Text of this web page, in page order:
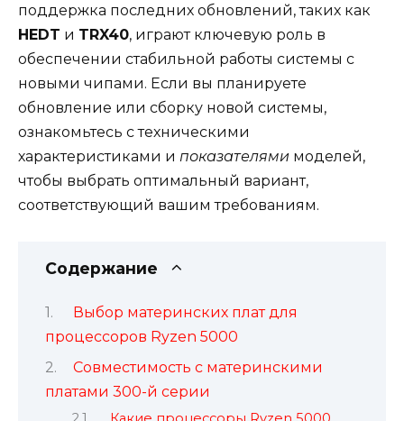
поддержка последних обновлений, таких как
HEDT и TRX40, играют ключевую роль в
обеспечении стабильной работы системы с
новыми чипами. Если вы планируете
обновление или сборку новой системы,
ознакомьтесь с техническими
характеристиками и показателями моделей,
чтобы выбрать оптимальный вариант,
соответствующий вашим требованиям.
Содержание
Выбор материнских плат для
процессоров Ryzen 5000
Совместимость с материнскими
платами 300-й серии